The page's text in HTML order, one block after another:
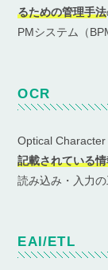
るための管理手法
PMシステム（
OCR
Optical
記載されている
読み込み・入力
EAI/ETL